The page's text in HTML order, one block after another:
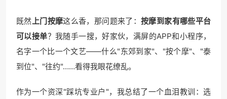
既然 上门按摩这么香，那问题来了： 按摩到家有哪些平台
可以接单？我随手一搜，好家伙，满屏的APP和小程序，
名字一个比一个文艺——什么"东郊到家"、"按个摩"、"泰
到位"、"往约"……看得我眼花缭乱。
作为一个资深"踩坑专业户"，我总结了一个血泪教训：选